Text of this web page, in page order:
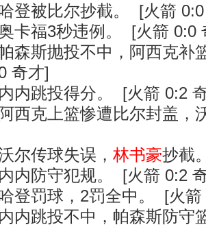
登被比尔抄截。 [火箭
卡福3秒违例。 [火箭 0:0
森斯抛投不中，阿西克补
奇才]
内跳投得分。 [火箭 0:2
西克上篮惨遭比尔封盖，
尔传球失误， 林书豪抄截
内防守犯规。 [火箭 0:2
登罚球，2罚全中。 [火箭
内跳投不中，帕森斯防守